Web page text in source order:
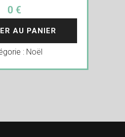
0 €
AU PANIER
: Noël